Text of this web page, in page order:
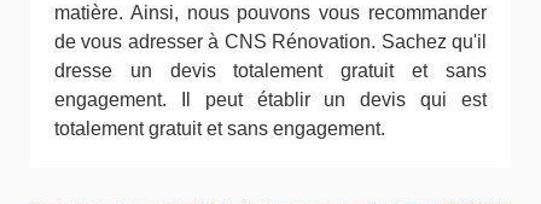
matière. Ainsi, nous pouvons vous recommander
de vous adresser à CNS Rénovation. Sachez qu'il
dresse un devis totalement gratuit et sans
engagement. Il peut établir un devis qui est
totalement gratuit et sans engagement.